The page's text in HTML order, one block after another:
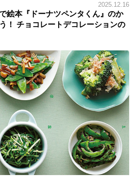
2025.12.16
絵本『ドーナツペンタくん』のか
！ チョコレートデコレーションの